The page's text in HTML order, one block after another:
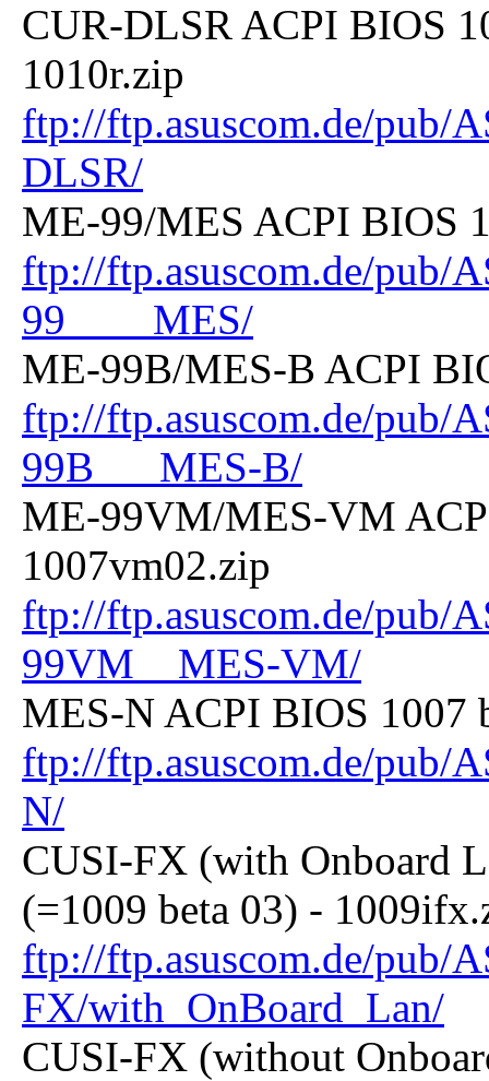
CUR-DLSR ACPI BIOS
1010r.zip
ftp://ftp.asuscom.de/pub/
DLSR/
ME-99/MES ACPI BIOS
ftp://ftp.asuscom.de/pub/
99____MES/
ME-99B/MES-B ACPI
ftp://ftp.asuscom.de/pub/
99B___MES-B/
ME-99VM/MES-VM
1007vm02.zip
ftp://ftp.asuscom.de/pub/
99VM__MES-VM/
MES-N ACPI BIOS 1007
ftp://ftp.asuscom.de/pub/
N/
CUSI-FX (with Onboard
(=1009 beta 03) -
ftp://ftp.asuscom.de/pub/
FX/with_OnBoard_Lan/
CUSI-FX (without